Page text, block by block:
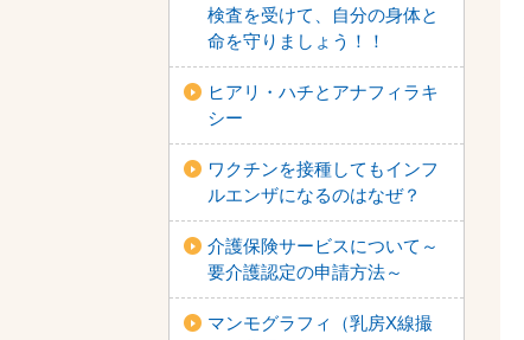
検査を受けて、自分の身体と
命を守りましょう！！
ヒアリ・ハチとアナフィラキ
シー
ワクチンを接種してもインフ
ルエンザになるのはなぜ？
介護保険サービスについて～
要介護認定の申請方法～
マンモグラフィ（乳房X線撮